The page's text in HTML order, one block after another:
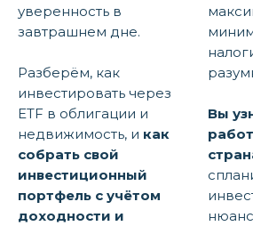
уверенность в
завтрашнем дне.
Разберём, как
инвестировать через
ETF в облигации и
недвижимость, и как
собрать свой
инвестиционный
портфель с учётом
доходности и
Вы